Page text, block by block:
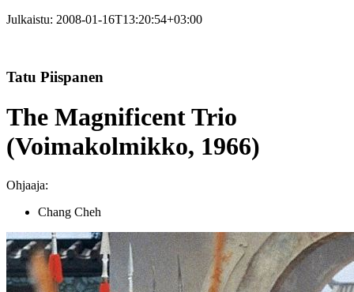
Julkaistu: 2008-01-16T13:20:54+03:00
Tatu Piispanen
The Magnificent Trio
(Voimakolmikko, 1966)
Ohjaaja:
Chang Cheh